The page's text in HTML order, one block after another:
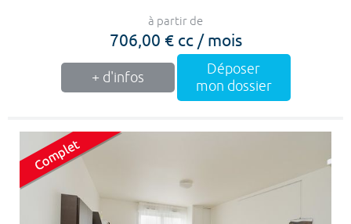
à partir de
706,00 € cc / mois
+ d'infos
Déposer
mon dossier